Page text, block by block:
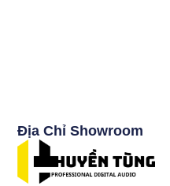
Địa Chỉ Showroom